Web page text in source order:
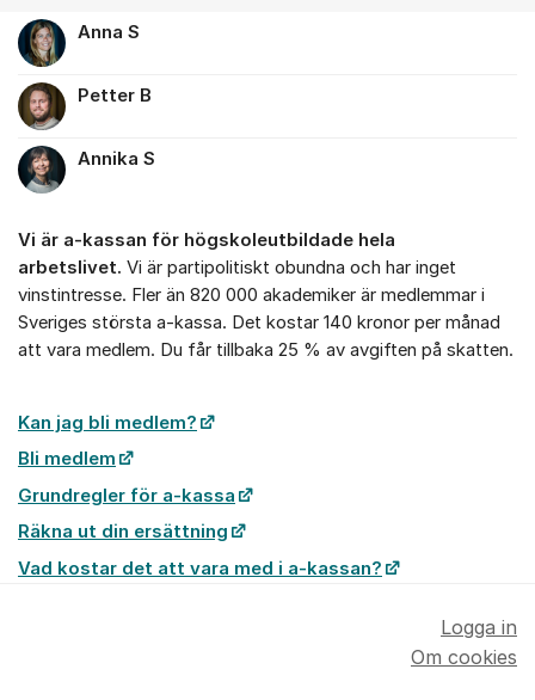
Anna S
Petter B
Annika S
Vi är a-kassan för högskoleutbildade hela
arbetslivet. Vi är partipolitiskt obundna och har inget
vinstintresse. Fler än 820 000 akademiker är medlemmar i
Sveriges största a-kassa. Det kostar 140 kronor per månad
att vara medlem. Du får tillbaka 25 % av avgiften på skatten.
Kan jag bli medlem?
Bli medlem
Grundregler för a-kassa
Räkna ut din ersättning
Vad kostar det att vara med i a-kassan?
Logga in
Om cookies